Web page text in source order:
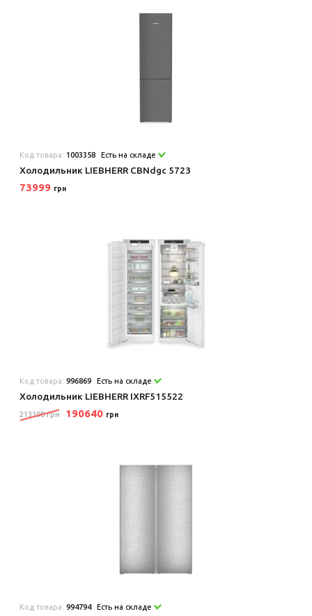
Код товара: 1003358 Есть на складе
Холодильник LIEBHERR CBNdgc 5723
73999 грн
Код товара:996869 Есть на складе
Холодильник LIEBHERR IXRF515522
213398 грн 190640 грн
Код товара:994794 Есть на складе